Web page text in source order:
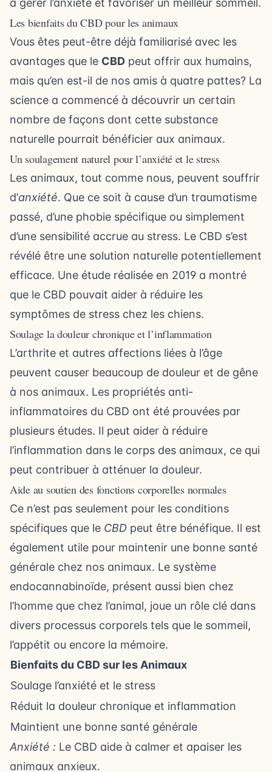
Les bienfaits du CBD pour les animaux
Vous êtes peut-être déjà familiarisé avec les
avantages que le CBD peut offrir aux humains,
mais qu’en est-il de nos amis à quatre pattes? La
science a commencé à découvrir un certain
nombre de façons dont cette substance
naturelle pourrait bénéficier aux animaux.
Un soulagement naturel pour l’anxiété et le stress
Les animaux, tout comme nous, peuvent souffrir
d’anxiété. Que ce soit à cause d’un traumatisme
passé, d’une phobie spécifique ou simplement
d’une sensibilité accrue au stress. Le CBD s’est
révélé être une solution naturelle potentiellement
efficace. Une étude réalisée en 2019 a montré
que le CBD pouvait aider à réduire les
symptômes de stress chez les chiens.
Soulage la douleur chronique et l’inflammation
L’arthrite et autres affections liées à l’âge
peuvent causer beaucoup de douleur et de gêne
à nos animaux. Les propriétés anti-
inflammatoires du CBD ont été prouvées par
plusieurs études. Il peut aider à réduire
l’inflammation dans le corps des animaux, ce qui
peut contribuer à atténuer la douleur.
Aide au soutien des fonctions corporelles normales
Ce n’est pas seulement pour les conditions
spécifiques que le CBD peut être bénéfique. Il est
également utile pour maintenir une bonne santé
générale chez nos animaux. Le système
endocannabinoïde, présent aussi bien chez
l’homme que chez l’animal, joue un rôle clé dans
divers processus corporels tels que le sommeil,
l’appétit ou encore la mémoire.
Bienfaits du CBD sur les Animaux
Soulage l’anxiété et le stress
Réduit la douleur chronique et inflammation
Maintient une bonne santé générale
Anxiété : Le CBD aide à calmer et apaiser les
animaux anxieux.